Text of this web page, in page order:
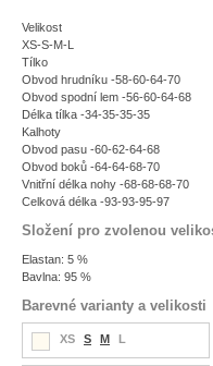
Velikost
XS-S-M-L
Tílko
Obvod hrudníku -58-60-64-70
Obvod spodní lem -56-60-64-68
Délka tílka -34-35-35-35
Kalhoty
Obvod pasu -60-62-64-68
Obvod boků -64-64-68-70
Vnitřní délka nohy -68-68-68-70
Celková délka -93-93-95-97
Složení pro zvolenou
Elastan: 5 %
Bavlna: 95 %
Barevné varianty a velikosti
XS S M L